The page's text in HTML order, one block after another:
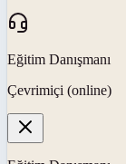
Eğitim Danışmanı
Çevrimiçi (online)